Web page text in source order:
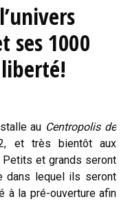
ses 1000
au Centropolis de
et très bientôt aux
Petits et grands seront
dans lequel ils seront
à la pré-ouverture afin